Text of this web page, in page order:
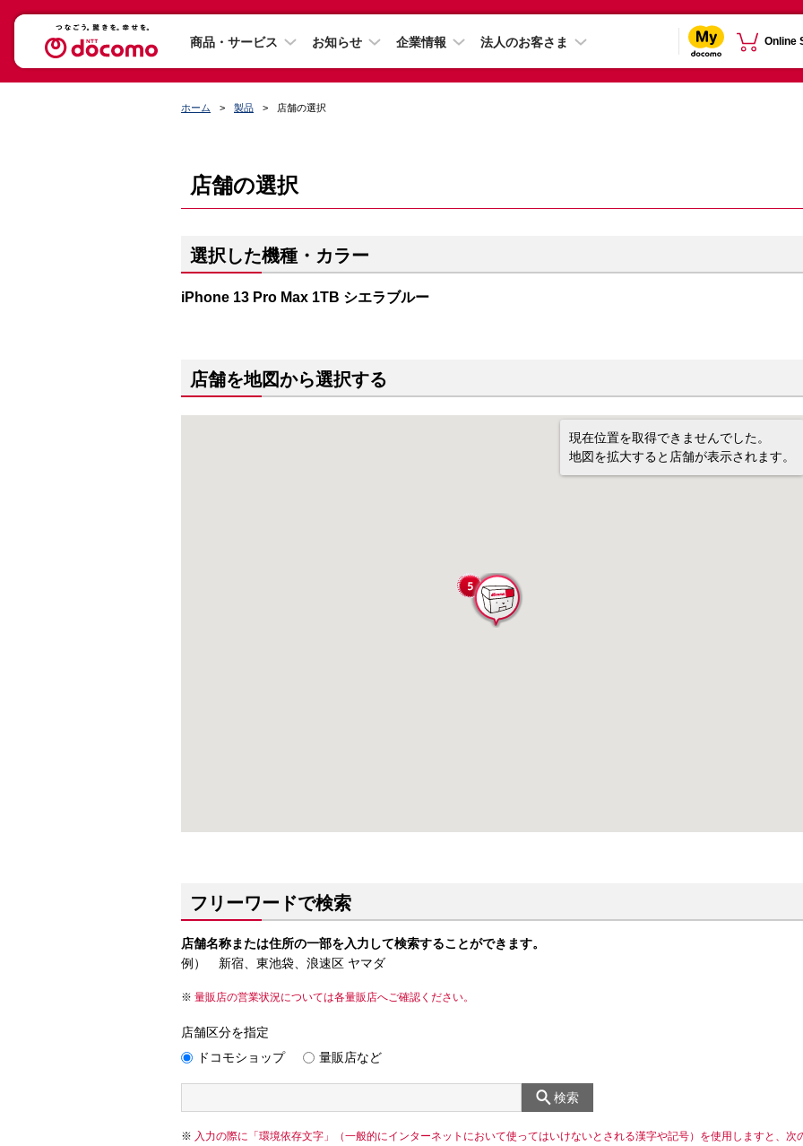
商品・サービス お知らせ 企業情報 法人のお客さま Online
ホーム 製品 店舗の選択
店舗の選択
選択した機種・カラー
iPhone 13 Pro Max 1TB シエラブルー
店舗を地図から選択する
現在位置を取得できませんでした。
地図を拡大すると店舗が表示されます。
フリーワードで検索
店舗名称または住所の一部を入力して検索することができます。
例） 新宿、東池袋、浪速区 ヤマダ
量販店の営業状況については各量販店へご確認ください。
店舗区分を指定
ドコモショップ
量販店など
検索
入力の際に「環境依存文字」（一般的にインターネットにおいて使ってはいけないとされる漢字や記号）を使用しますと、次